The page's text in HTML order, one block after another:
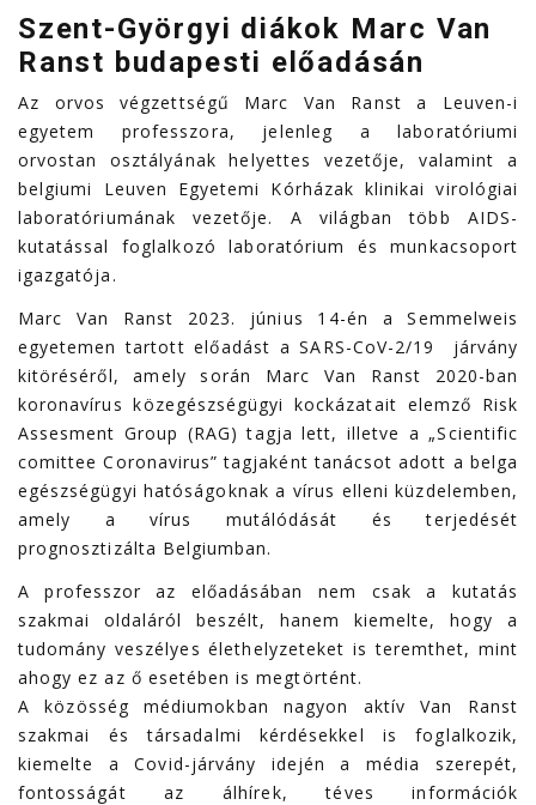
Szent-Györgyi diákok Marc Van
Ranst budapesti előadásán
Az orvos végzettségű Marc Van Ranst a Leuven-i
egyetem professzora, jelenleg a laboratóriumi
orvostan osztályának helyettes vezetője, valamint a
belgiumi Leuven Egyetemi Kórházak klinikai virológiai
laboratóriumának vezetője. A világban több AIDS-
kutatással foglalkozó laboratórium és munkacsoport
igazgatója.
Marc Van Ranst 2023. június 14-én a Semmelweis
egyetemen tartott előadást a SARS-CoV-2/19 járvány
kitöréséről, amely során Marc Van Ranst 2020-ban
koronavírus közegészségügyi kockázatait elemző Risk
Assesment Group (RAG) tagja lett, illetve a „Scientific
comittee Coronavirus” tagjaként tanácsot adott a belga
egészségügyi hatóságoknak a vírus elleni küzdelemben,
amely a vírus mutálódását és terjedését
prognosztizálta Belgiumban.
A professzor az előadásában nem csak a kutatás
szakmai oldaláról beszélt, hanem kiemelte, hogy a
tudomány veszélyes élethelyzeteket is teremthet, mint
ahogy ez az ő esetében is megtörtént.
A közösség médiumokban nagyon aktív Van Ranst
szakmai és társadalmi kérdésekkel is foglalkozik,
kiemelte a Covid-járvány idején a média szerepét,
fontosságát az álhírek, téves információk